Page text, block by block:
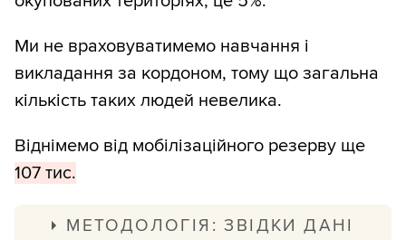
(pdf) роки. Ці самі дані використано в
розділі про догляд за людьми з
інвалідністю.
Ми не враховуватимемо навчання і
викладання за кордоном, тому що загальна
кількість таких людей невелика.
Віднімемо від мобілізаційного резерву ще
107 тис.
МЕТОДОЛОГІЯ: ЗВІДКИ ДАНІ